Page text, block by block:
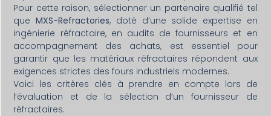
Pour cette raison, sélectionner un partenaire qualifié tel
queMXS-Refractories, doté d’une solide expertise en
ingénierie réfractaire, en audits de fournisseurs et en
accompagnement des achats, est essentiel pour
garantir que les matériaux réfractaires répondent aux
exigences strictes des fours industriels modernes.
Voici les critères clés à prendre en compte lors de
l’évaluation et de la sélection d’un fournisseur de
réfractaires.